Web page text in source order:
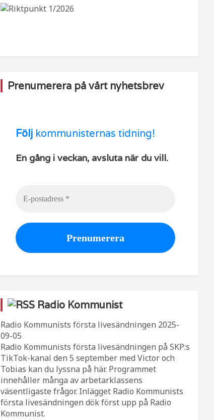
b
k
ra k
Prenumerera på vårt nyhetsbrev
Följ kommunisternas tidning!
En gång i veckan, avsluta när du vill.
Radio Kommunist
Radio Kommunists första livesändningen 2025-
09-05
Radio Kommunists första livesändningen på SKP:s
TikTok-kanal den 5 september med Victor och
Tobias kan du lyssna på här. Programmet
innehåller många av arbetarklassens
väsentligaste frågor. Inlägget Radio Kommunists
första livesändningen dök först upp på Radio
Kommunist.